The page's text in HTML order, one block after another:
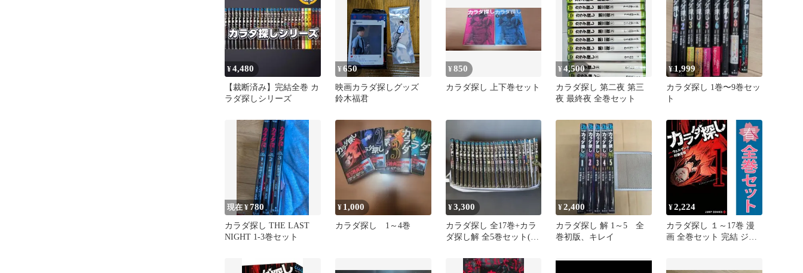
¥4,480
【裁断済み】完結全巻 カ
ラダ探しシリーズ
¥650
映画カラダ探しグッズ
鈴木福君
¥850
カラダ探し 上下巻セット
¥4,500
カラダ探し 第二夜 第三
夜 最終夜 全巻セット
¥1,999
カラダ探し 1巻〜9巻セッ
ト
現在 ¥780
カラダ探し THE LAST
NIGHT 1-3巻セット
¥ 1,000
カラダ探し 1～4巻
¥3,300
カラダ探し 全17巻+カラ
ダ探し解 全5巻セット(レ
¥2,400
カラダ探し 解 1～5 全
巻初版、キレイ
¥2,224
カラダ探し １～17巻 漫
画 全巻セット 完結 ジャ